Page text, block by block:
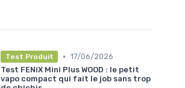
Test Produit • 17/06/2026
Test FENiX Mini Plus WOOD : le petit
vapo compact qui fait le job sans trop